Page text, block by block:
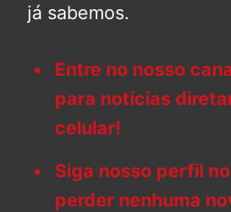
já sabemos.
Entre no nosso
para notícias
celular!
Siga nosso perfil
perder nenhuma